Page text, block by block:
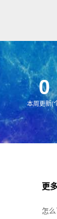
0
本周更新(
更
怎么